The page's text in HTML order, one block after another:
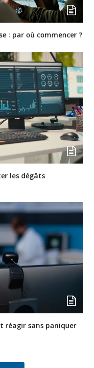
: par où commencer ?
les dégâts
réagir sans paniquer